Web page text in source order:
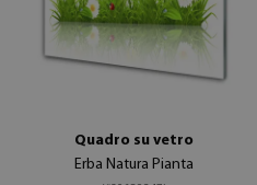
Quadro su vetro
Erba Natura Pianta